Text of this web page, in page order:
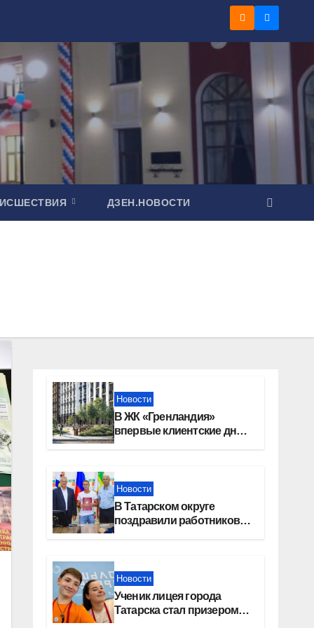
ДЗЕН.НОВОСТИ
Новости
В ЖК «Гренландия»
впервые клиентские дни
от крупного девелопера —
Новости
В Татарском округе
поздравили работников
строительной отрасли
Новости
Ученик лицея города
Татарска стал призером
конкурса «Большая